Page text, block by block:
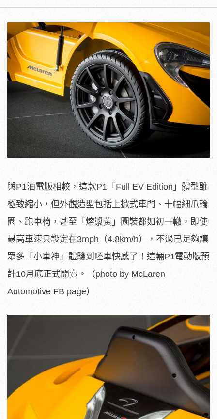
與P1油電版相較，這款P1「Full EV Edition」體型雖
極致縮小，但外觀造型包括上掀式車門、十幅細爪輪
圈、跑車椅，甚至「熔漿黃」圖裝都如初一轍，即使
最高車速只設定在3mph（4.8km/h），不過已足夠讓
眾多「小車神」體驗到呸車快感了！這輛P1電動版預
計10月底正式開賣。（photo by McLaren
Automotive FB page）